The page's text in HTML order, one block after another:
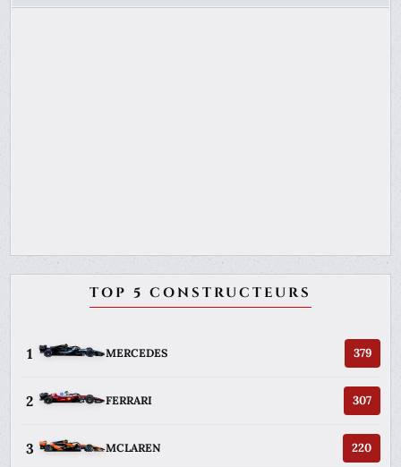
TOP 5 CONSTRUCTEURS
1 MERCEDES 379
2 FERRARI 307
3 MCLAREN 220